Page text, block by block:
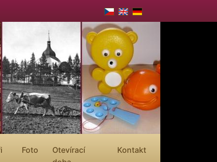
Foto
Otevírací
Kontakt